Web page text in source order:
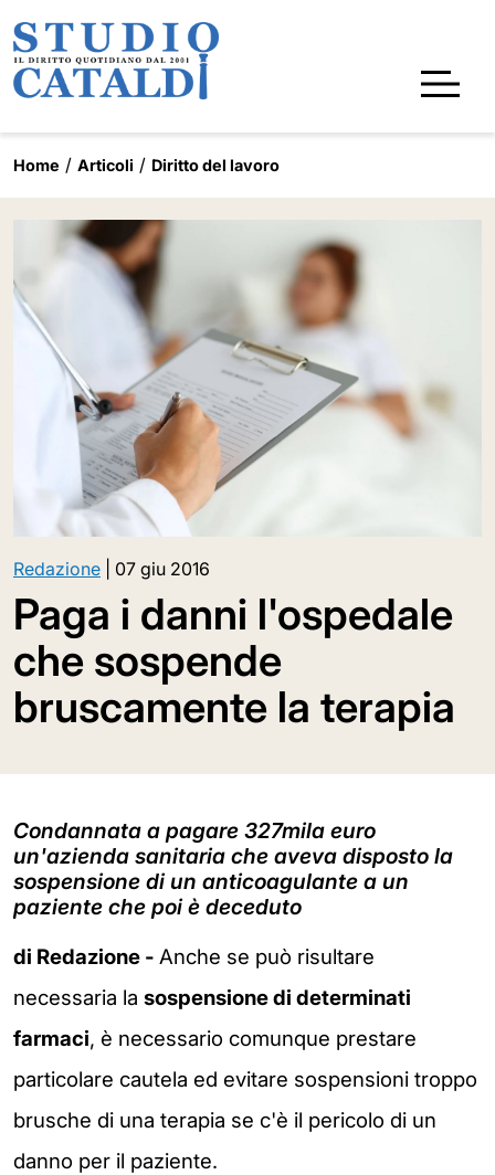
Home Articoli Diritto del lavoro
Redazione 07 giu 2016
Paga i danni l'ospedale
che sospende
bruscamente la terapia
Condannata a pagare 327mila euro
un'azienda sanitaria che aveva disposto la
sospensione di un anticoagulante a un
paziente che poi è deceduto
di Redazione - Anche se può risultare
necessaria la sospensione di determinati
farmaci, è necessario comunque prestare
particolare cautela ed evitare sospensioni troppo
brusche di una terapia se c'è il pericolo di un
danno per il paziente.